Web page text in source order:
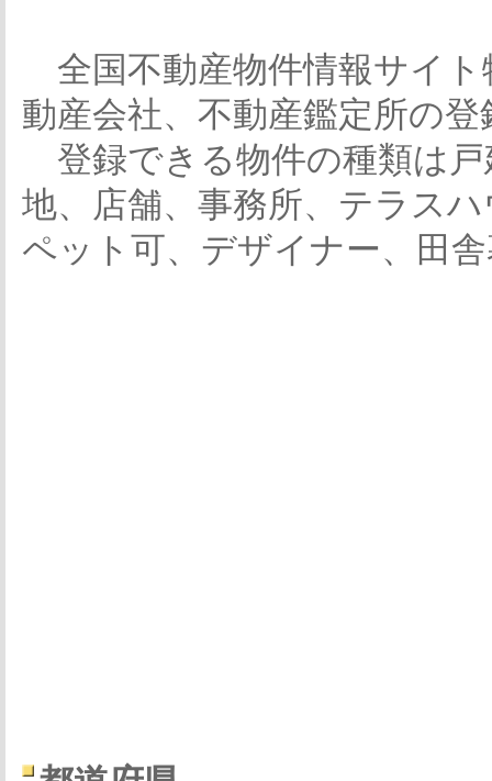
全国不動産物件情報サイト
動産会社、不動産鑑定所の
登録できる物件の種類は
地、店舗、事務所、テラス
ペット可、デザイナー、田